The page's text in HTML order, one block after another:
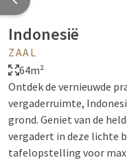
Indonesië
ZAAL
64m²
Ontdek de vernieuwde
vergaderruimte,
grond. Geniet van de
vergadert in deze lichte
tafelopstelling voor